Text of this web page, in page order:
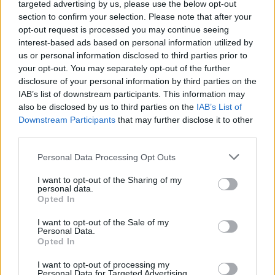
targeted advertising by us, please use the below opt-out
section to confirm your selection. Please note that after your
opt-out request is processed you may continue seeing
interest-based ads based on personal information utilized by
us or personal information disclosed to third parties prior to
your opt-out. You may separately opt-out of the further
disclosure of your personal information by third parties on the
IAB’s list of downstream participants. This information may
also be disclosed by us to third parties on the IAB’s List of
Downstream Participants that may further disclose it to other
Please note that this website/app uses one or more Google
not limited to your visit or usage behaviour. You may click to
grant or deny consent to Google and its third-party tags to
use your data for below specified purposes in below Google
consent section.
Personal Data Processing Opt Outs
I want to opt-out of the Sharing of my
personal data.
Opted In
I want to opt-out of the Sale of my
Personal Data.
Opted In
I want to opt-out of processing my
Protergia:15,99 σεντς ανά κιλοβατώρα από
(15,99 τον Αύγουστο)
We Energy:19,10 σεντς ανά κιλοβατώρα από
(24,36 τον Αύγουστο)
OTE Estate:17,42 σεντς ανά κιλοβατώρα από
(16,81 τον Αύγουστο)
ΑΣΕΠ: Πιστοποίηση Αγγλικών σε
μόνο 2 ημέρες στα χέρια σας